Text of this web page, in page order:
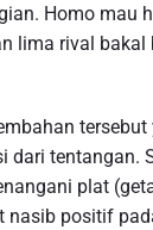
Homo mau
lima rival bakal
tersebut
dari tentangan.
plat
nasib positif